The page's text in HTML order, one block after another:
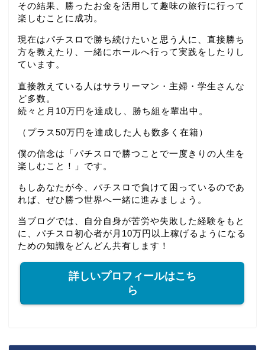
その結果、勝ったお金を活用して趣味の旅行に行って
楽しむことに成功。
現在はパチスロで勝ち続けたいと思う人に、直接勝ち
方を教えたり、一緒にホールへ行って実践をしたりし
ています。
直接教えている人はサラリーマン・主婦・学生さんな
ど多数。
続々と月10万円を達成し、勝ち組を輩出中。
（プラス50万円を達成した人も数多く在籍）
僕の信念は「パチスロで勝つことで一度きりの人生を
楽しむこと！」です。
もしあなたが今、パチスロで負けて困っているのであ
れば、ぜひ勝つ世界へ一緒に進みましょう。
当ブログでは、自分自身が苦労や失敗した経験をもと
に、パチスロ初心者が月10万円以上稼げるようになる
ための知識をどんどん共有します！
詳しいプロフィールはこち
ら